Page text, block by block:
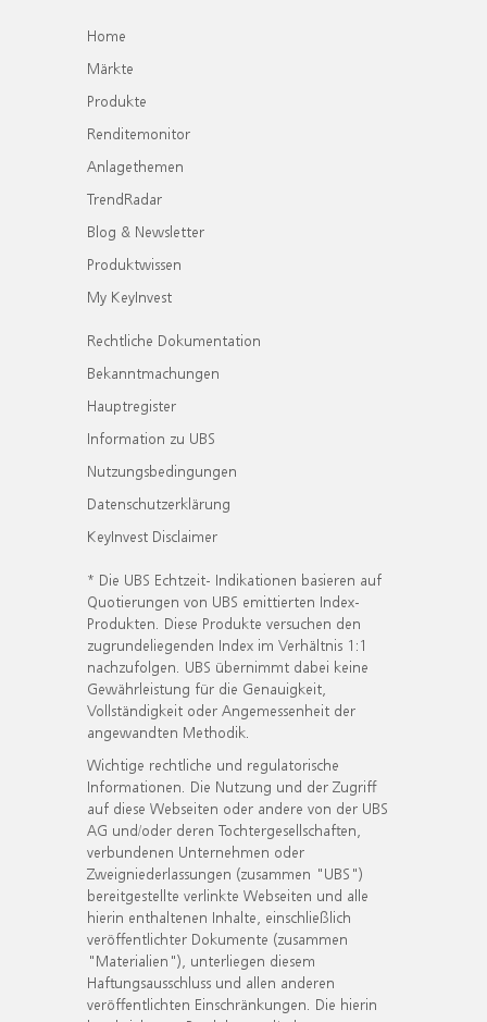
Home
Märkte
Produkte
Renditemonitor
Anlagethemen
TrendRadar
Blog & Newsletter
Produktwissen
My KeyInvest
Rechtliche Dokumentation
Bekanntmachungen
Hauptregister
Information zu UBS
Nutzungsbedingungen
Datenschutzerklärung
KeyInvest Disclaimer
* Die UBS Echtzeit- Indikationen basieren auf
Quotierungen von UBS emittierten Index-
Produkten. Diese Produkte versuchen den
zugrundeliegenden Index im Verhältnis 1:1
nachzufolgen. UBS übernimmt dabei keine
Gewährleistung für die Genauigkeit,
Vollständigkeit oder Angemessenheit der
angewandten Methodik.
Wichtige rechtliche und regulatorische
Informationen. Die Nutzung und der Zugriff
auf diese Webseiten oder andere von der UBS
AG und/oder deren Tochtergesellschaften,
verbundenen Unternehmen oder
Zweigniederlassungen (zusammen "UBS")
bereitgestellte verlinkte Webseiten und alle
hierin enthaltenen Inhalte, einschließlich
veröffentlichter Dokumente (zusammen
"Materialien"), unterliegen diesem
Haftungsausschluss und allen anderen
veröffentlichten Einschränkungen. Die hierin